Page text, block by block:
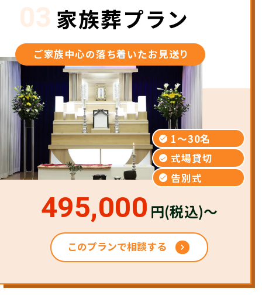
03 家族葬プラン
ご家族中心の落ち着いたお見送り
1〜30名
式場貸切
告別式
495,000 円(税込)～
このプランで相談する